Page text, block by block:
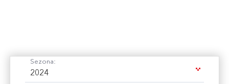
Sezona:
2024